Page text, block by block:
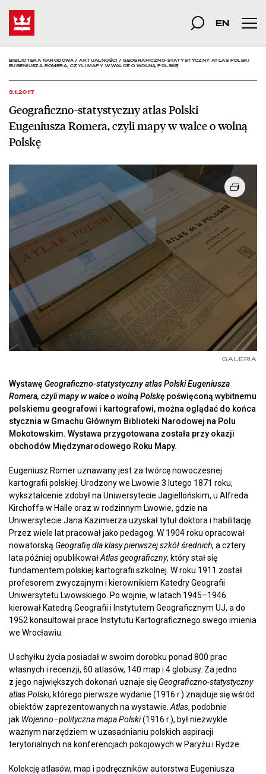
Geograficzno- szukana fraza
Szukaj
EN
BIBLIOTEKA NARODOWA/AKTUALNOŚCI /GEOGRAFICZNO-STATYSTYCZNY ATLAS POLSKI
EUGENIUSZA ROMERA, CZYLI MAPY W WALCE O WOLNĄ POLSKĘ
3.1.2017
Geograficzno-statystyczny atlas Polski
Eugeniusza Romera, czyli mapy w walce o wolną
Polskę
GALERIA
Wystawę Geograficzno-statystyczny atlas Polski Eugeniusza
Romera, czyli mapy w walce o wolną Polskę poświęconą wybitnemu
polskiemu geografowi i kartografowi, można oglądać do końca
stycznia w Gmachu Głównym Biblioteki Narodowej na Polu
Mokotowskim. Wystawa przygotowana została przy okazji
obchodów Międzynarodowego Roku Mapy.
Eugeniusz Romer uznawany jest za twórcę nowoczesnej
kartografii polskiej. Urodzony we Lwowie 3 lutego 1871 roku,
wykształcenie zdobył na Uniwersytecie Jagiellońskim, u Alfreda
Kirchoffa w Halle oraz w rodzinnym Lwowie, gdzie na
Uniwersytecie Jana Kazimierza uzyskał tytuł doktora i habilitację.
Przez wiele lat pracował jako pedagog. W 1904 roku opracował
nowatorską Geografię dla klasy pierwszej szkół średnich, a cztery
lata później opublikowałAtlas geograficzny, który stał się
fundamentem polskiej kartografii szkolnej. W roku 1911 został
profesorem zwyczajnym i kierownikiem Katedry Geografii
Uniwersytetu Lwowskiego. Po wojnie, w latach 1945–1946
kierował Katedrą Geografii i Instytutem Geograficznym UJ, a do
1952 konsultował prace Instytutu Kartograficznego swego imienia
we Wrocławiu.
U schyłku życia posiadał w swoim dorobku ponad 800 prac
własnych i recenzji, 60 atlasów, 140 map i 4 globusy. Za jedno
z jego największych dokonań uznaje się Geograficzno-statystyczny
atlas Polski, którego pierwsze wydanie (1916 r.) znajduje się wśród
obiektów zaprezentowanych na wystawie. Atlas, podobnie
jak Wojenno–polityczna mapa Polski(1916 r.), był niezwykle
ważnym narzędziem w uzasadnianiu polskich aspiracji
terytorialnych na konferencjach pokojowych w Paryżu i Rydze.
Kolekcję atlasów, map i podręczników autorstwa Eugeniusza